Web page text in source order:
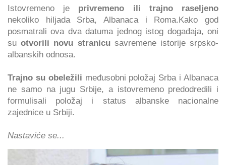
Istovremeno je privremeno ili trajno raseljeno
nekoliko hiljada Srba, Albanaca i Roma.Kako god
posmatrali ova dva datuma jednog istog događaja, oni
suotvorili novu stranicusavremene istorije srpsko-
albanskih odnosa.
Trajno su obeležili međusobni položaj Srba i Albanaca
ne samo na jugu Srbije, a istovremeno predodredili i
formulisali položaj i status albanske nacionalne
zajednice u Srbiji.
Nastaviće se...